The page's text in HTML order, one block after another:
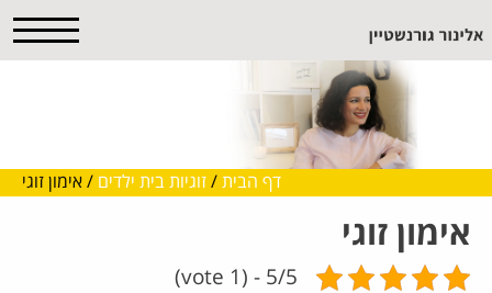
דף הבית / זוגיות בית ילדים / אימון זוגי
אימון זוגי
5/5 - (1 vote)